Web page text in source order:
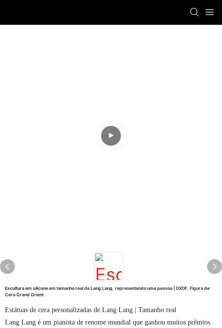
Escultura em silicone em tamanho real de Lang Lang, representando uma pessoa | DXDF, Figura de
Cera Grand Orient
Estátuas de cera personalizadas de Lang Lang | Tamanho real
Lang Lang é um pianista de renome mundial que ganhou muitos prêmios